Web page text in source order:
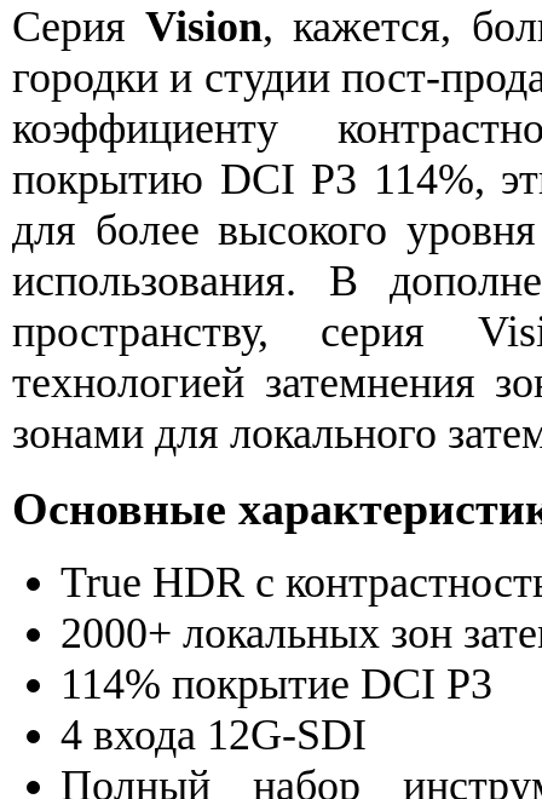
СерияVision, кажется,
городки и студии пост-
коэффициенту
покрытию DCI P3 114%,
для более высокого
использования. В
пространству, серия
технологией затемнения
зонами для локального
Основные
True HDR с
2000+ локальных зон
114% покрытие DCI P3
4 входа 12G-SDI
Полный набор